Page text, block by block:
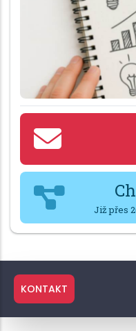
Již přes
KONTAKT